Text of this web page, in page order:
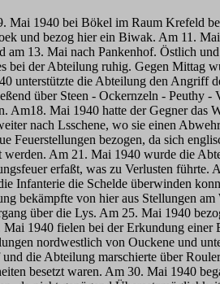
Mai 1940 bei Bökel im Raum Krefeld
und bezog hier ein Biwak. Am 11.
13. Mai nach Pankenhof. Östlich
der Abteilung ruhig. Gegen Mittag
unterstützte die Abteilung den Angriff
über Steen - Ockernzeln -
Am18. Mai 1940 hatte der Gegner
nach Lsschene, wo sie einen
Feuerstellungen bezogen, da sich
Am 21. Mai 1940 wurde die
erfaßt, was zu Verlusten
Infanterie die Schelde überwinden
bekämpfte von hier aus Stellungen
über die Lys. Am 25. Mai 1940
Mai 1940 fielen bei der Erkundung
nordwestlich von Ouckene und
die Abteilung marschierte über
besetzt waren. Am 30. Mai 1940